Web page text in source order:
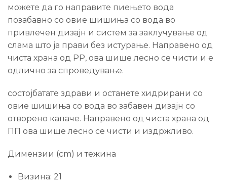
можете да го направите пиењето вода
позабавно со овие шишиња со вода во
привлечен дизајн и систем за заклучување од
слама што ја прави без истурање. Направено од
чиста храна од PP, ова шише лесно се чисти и е
одлично за спроведување.
состојбатате здрави и останете хидрирани со
овие шишиња со вода во забавен дизајн со
отворено капаче. Направено од чиста храна од
ПП ова шише лесно се чисти и издржливо.
Димензии (cm) и тежина
Визина: 21